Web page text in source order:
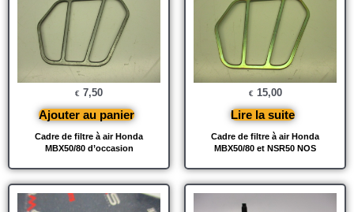
Cadre de filtre à air Honda
MBX50/80 d’occasion
€ 7,50
Ajouter au panier
Cadre de filtre à air Honda
MBX50/80 et NSR50 NOS
€ 15,00
Lire la suite